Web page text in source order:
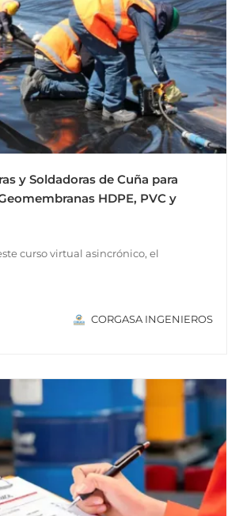
y Soldadoras de Cuña para
HDPE, PVC y
curso virtual asincrónico, el
CORGASA INGENIEROS